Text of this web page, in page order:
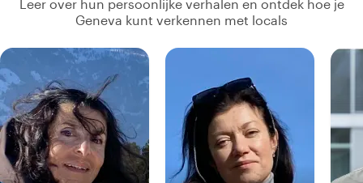
Leer over hun persoonlijke verhalen en ontdek hoe je
Geneva kunt verkennen met locals